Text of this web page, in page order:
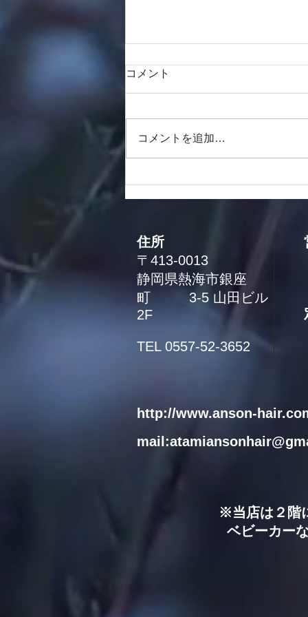
コメント
コメントを追加…
住所
〒413-0013
静岡県熱海市銀座
町 3-5 山田ビル
2F
TEL 0557-52-3652
http://www.anson-
mail:
※当店は２階
ベビーカー